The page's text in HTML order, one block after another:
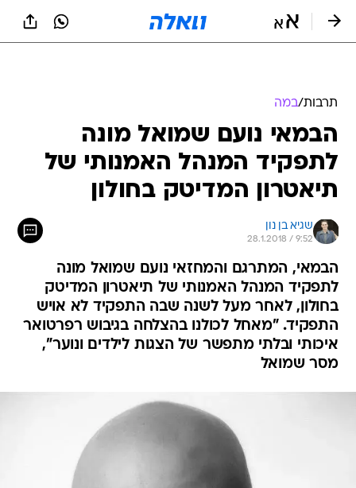
תרבות/במה
הבמאי נועם שמואל מונה
לתפקיד המנהל האמנותי של
תיאטרון המדיטק בחולון
שגיא בן נון
28.1.2018 / 9:52
הבמאי, המתרגם והמחזאי נועם שמואל מונה
לתפקיד המנהל האמנותי של תיאטרון המדיטק
בחולון, לאחר מעל לשנה שבה התפקיד לא אויש
התפקיד. "מאחל לכולנו בהצלחה בגיבוש רפרטואר
איכותי ובלתי מתפשר של הצגות לילדים ונוער",
מסר שמואל